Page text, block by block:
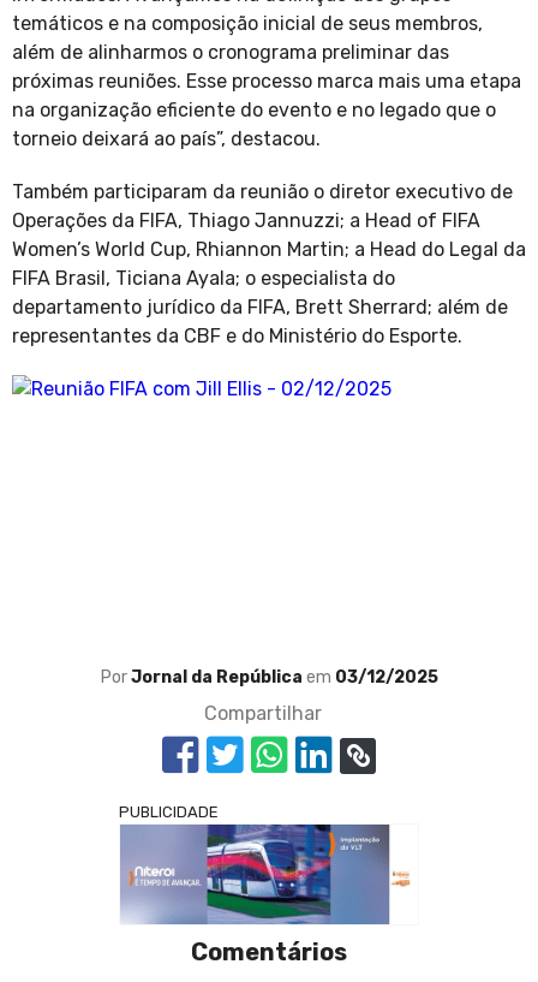
temáticos e na composição inicial de seus membros,
além de alinharmos o cronograma preliminar das
próximas reuniões. Esse processo marca mais uma etapa
na organização eficiente do evento e no legado que o
torneio deixará ao país”, destacou.
Também participaram da reunião o diretor executivo de
Operações da FIFA, Thiago Jannuzzi; a Head of FIFA
Women’s World Cup, Rhiannon Martin; a Head do Legal da
FIFA Brasil, Ticiana Ayala; o especialista do
departamento jurídico da FIFA, Brett Sherrard; além de
representantes da CBF e do Ministério do Esporte.
PorJornal da República em 03/12/2025
Compartilhar
PUBLICIDADE
Comentários